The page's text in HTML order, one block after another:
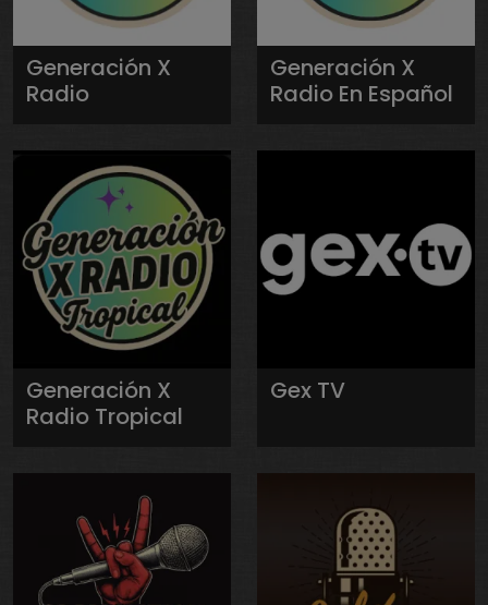
Generación X
Radio
Generación X
Radio En Español
Generación X
Radio Tropical
Gex TV